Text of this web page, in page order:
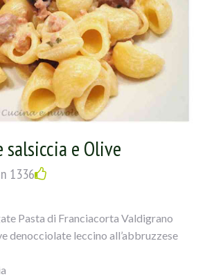
di acqua nella padella
il tutto!
e Olive
1336
Pasta di Franciacorta Valdigrano
denocciolate leccino all’abbruzzese